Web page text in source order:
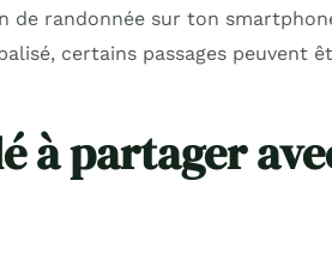
de randonnée sur ton
certains passages peuvent
à partager